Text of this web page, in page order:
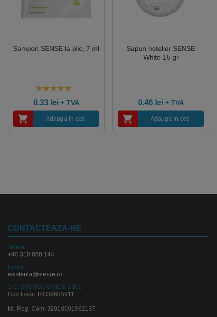
Sampon SENSE la plic, 7 ml
0.33 lei + TVA
Adauga in cos
Sapun hotelier SENSE
White 15 gr
0.46 lei + TVA
Adauga in cos
CONTACTEAZA-NE
Telefon:
+40 310 050 144
Email
asistenta@sterge.ro
S.C. STERGE ORICE S.R.L.
Cod fiscal: RO39605911
Nr. Reg. Com: J2018001962137